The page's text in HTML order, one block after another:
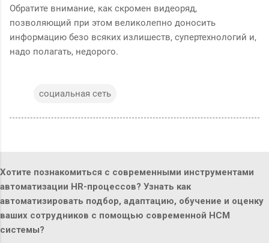
Обратите внимание, как скромен видеоряд,
позволяющий при этом великолепно доносить
информацию безо всяких излишеств, супертехнологий и,
надо полагать, недорого.
социальная сеть
Хотите познакомиться с современными инструментами
автоматизации HR-процессов? Узнать как
автоматизировать подбор, адаптацию, обучение и оценку
ваших сотрудников с помощью современной HCM
системы?